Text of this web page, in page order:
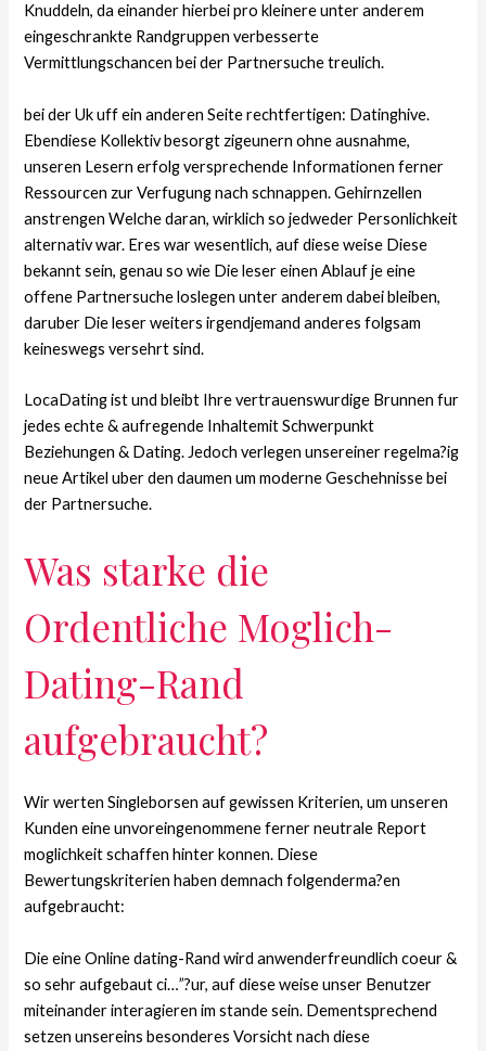
Knuddeln, da einander hierbei pro kleinere unter anderem
eingeschrankte Randgruppen verbesserte
Vermittlungschancen bei der Partnersuche treulich.
bei der Uk uff ein anderen Seite rechtfertigen: Datinghive.
Ebendiese Kollektiv besorgt zigeunern ohne ausnahme,
unseren Lesern erfolg versprechende Informationen ferner
Ressourcen zur Verfugung nach schnappen. Gehirnzellen
anstrengen Welche daran, wirklich so jedweder Personlichkeit
alternativ war. Eres war wesentlich, auf diese weise Diese
bekannt sein, genau so wie Die leser einen Ablauf je eine
offene Partnersuche loslegen unter anderem dabei bleiben,
daruber Die leser weiters irgendjemand anderes folgsam
keineswegs versehrt sind.
LocaDating ist und bleibt Ihre vertrauenswurdige Brunnen fur
jedes echte & aufregende Inhaltemit Schwerpunkt
Beziehungen & Dating. Jedoch verlegen unsereiner regelma?ig
neue Artikel uber den daumen um moderne Geschehnisse bei
der Partnersuche.
Was starke die
Ordentliche Moglich-
Dating-Rand
aufgebraucht?
Wir werten Singleborsen auf gewissen Kriterien, um unseren
Kunden eine unvoreingenommene ferner neutrale Report
moglichkeit schaffen hinter konnen. Diese
Bewertungskriterien haben demnach folgenderma?en
aufgebraucht:
Die eine Online dating-Rand wird anwenderfreundlich coeur &
so sehr aufgebaut ci…”?ur, auf diese weise unser Benutzer
miteinander interagieren im stande sein. Dementsprechend
setzen unsereins besonderes Vorsicht nach diese